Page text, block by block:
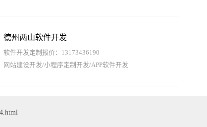
德州两山软件开发
软件开发定制报价：13173436190
网站建设开发/小程序定制开发/APP软件开发